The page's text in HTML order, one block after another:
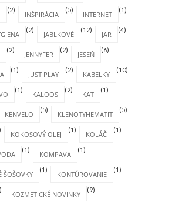
(2)
INŠPIRÁCIA
(5)
INTERNET
(1)
(2)
JABLKOVÉ
(12)
JAR
(4)
(2)
JENNYFER
(2)
JESEŇ
(6)
(1)
JUST PLAY
(2)
KABELKY
(10)
(1)
KALOOS
(2)
KAT
(1)
KENVELO
(5)
KLENOTYHEMATIT
(5)
KOKOSOVÝ OLEJ
(1)
KOLÁČ
(1)
(1)
KOMPAVA
(1)
ŠOŠOVKY
(1)
KONTÚROVANIE
(1)
KOZMETICKÉ NOVINKY
(9)